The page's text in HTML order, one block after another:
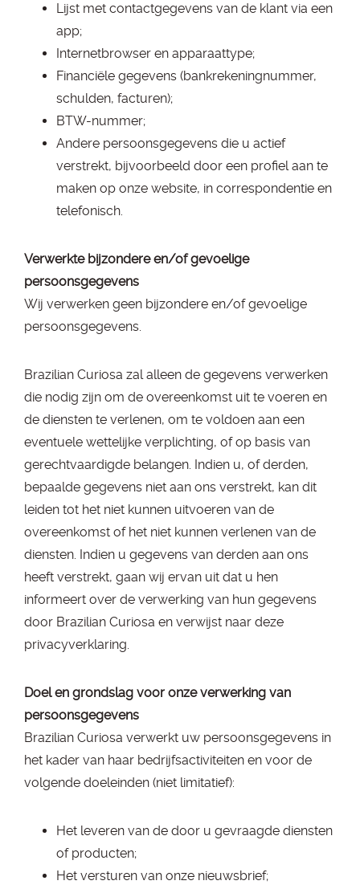
Lijst met contactgegevens van de klant via een
app;
Internetbrowser en apparaattype;
Financiële gegevens (bankrekeningnummer,
schulden, facturen);
BTW-nummer;
Andere persoonsgegevens die u actief
verstrekt, bijvoorbeeld door een profiel aan te
maken op onze website, in correspondentie en
telefonisch.
Verwerkte bijzondere en/of gevoelige
persoonsgegevens
Wij verwerken geen bijzondere en/of gevoelige
persoonsgegevens.
Brazilian Curiosa zal alleen de gegevens verwerken
die nodig zijn om de overeenkomst uit te voeren en
de diensten te verlenen, om te voldoen aan een
eventuele wettelijke verplichting, of op basis van
gerechtvaardigde belangen. Indien u, of derden,
bepaalde gegevens niet aan ons verstrekt, kan dit
leiden tot het niet kunnen uitvoeren van de
overeenkomst of het niet kunnen verlenen van de
diensten. Indien u gegevens van derden aan ons
heeft verstrekt, gaan wij ervan uit dat u hen
informeert over de verwerking van hun gegevens
door Brazilian Curiosa en verwijst naar deze
privacyverklaring.
Doel en grondslag voor onze verwerking van
persoonsgegevens
Brazilian Curiosa verwerkt uw persoonsgegevens in
het kader van haar bedrijfsactiviteiten en voor de
volgende doeleinden (niet limitatief):
Het leveren van de door u gevraagde diensten
of producten;
Het versturen van onze nieuwsbrief;